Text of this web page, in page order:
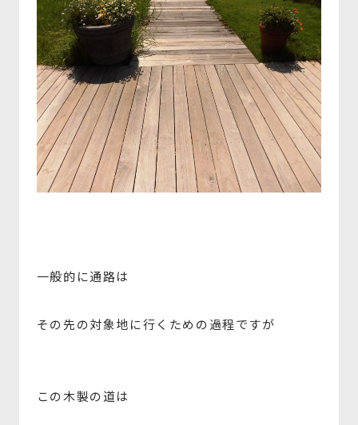
一般的に通路は
その先の対象地に行くための過程ですが
この木製の道は